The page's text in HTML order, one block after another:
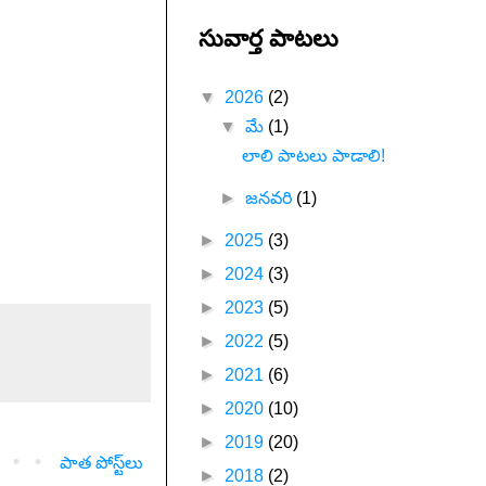
పాత పోస్ట్‌లు
సువార్త పాటలు
▼ 2026 (2)
▼మే (1)
లాలి పాటలు పాడాలి!
►జనవరి (1)
► 2025 (3)
► 2024 (3)
► 2023 (5)
► 2022 (5)
► 2021 (6)
► 2020 (10)
► 2019 (20)
► 2018 (2)